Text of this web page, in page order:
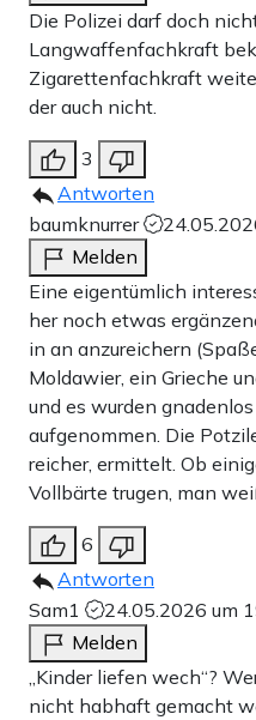
Die Polizei darf doch
Langwaffenfachkraft
Zigarettenfachkraft
der auch nicht.
3
Antworten
baumknurrer
Melden
Eine eigentümlich
her noch etwas
in an anzureichern
Moldawier, ein Grieche
und es wurden
aufgenommen. Die
reicher, ermittelt. Ob
Vollbärte trugen, man
6
Antworten
Sam1
24.05.2026 um
Melden
„Kinder liefen wech“?
nicht habhaft gemacht